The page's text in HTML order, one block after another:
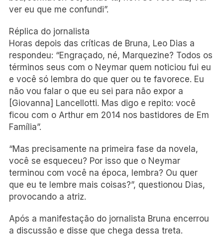
ver eu que me confundi”.
Réplica do jornalista
Horas depois das críticas de Bruna, Leo Dias a
respondeu: “Engraçado, né, Marquezine? Todos os
términos seus com o Neymar quem noticiou fui eu
e você só lembra do que quer ou te favorece. Eu
não vou falar o que eu sei para não expor a
[Giovanna] Lancellotti. Mas digo e repito: você
ficou com o Arthur em 2014 nos bastidores de Em
Família”.
“Mas precisamente na primeira fase da novela,
você se esqueceu? Por isso que o Neymar
terminou com você na época, lembra? Ou quer
que eu te lembre mais coisas?”, questionou Dias,
provocando a atriz.
Após a manifestação do jornalista Bruna encerrou
a discussão e disse que chega dessa treta.